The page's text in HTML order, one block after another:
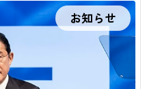
お知らせ